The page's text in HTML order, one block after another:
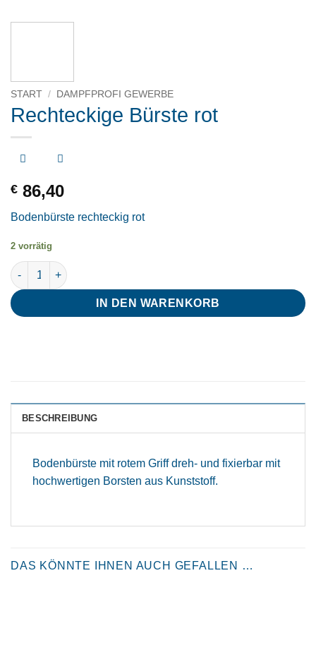
START / DAMPFPROFI GEWERBE
Rechteckige Bürste rot
€ 86,40
Bodenbürste rechteckig rot
2 vorrätig
Rechteckige Bürste rot Menge
IN DEN WARENKORB
BESCHREIBUNG
Bodenbürste mit rotem Griff dreh- und fixierbar mit
hochwertigen Borsten aus Kunststoff.
DAS KÖNNTE IHNEN AUCH GEFALLEN …